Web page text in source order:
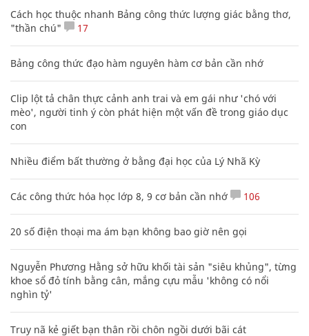
Cách học thuộc nhanh Bảng công thức lượng giác bằng thơ,
"thần chú"
17
Bảng công thức đạo hàm nguyên hàm cơ bản cần nhớ
Clip lột tả chân thực cảnh anh trai và em gái như 'chó với
mèo', người tinh ý còn phát hiện một vấn đề trong giáo dục
con
Nhiều điểm bất thường ở bằng đại học của Lý Nhã Kỳ
Các công thức hóa học lớp 8, 9 cơ bản cần nhớ 106
20 số điện thoại ma ám bạn không bao giờ nên gọi
Nguyễn Phương Hằng sở hữu khối tài sản "siêu khủng", từng
khoe sổ đỏ tính bằng cân, mắng cựu mẫu 'không có nổi
nghìn tỷ'
Truy nã kẻ giết bạn thân rồi chôn ngồi dưới bãi cát